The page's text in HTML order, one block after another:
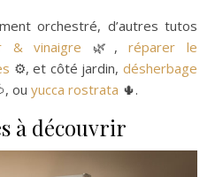
orchestré, d’autres tutos
& vinaigre 🌿,réparer le
⚙️, et côté jardin,désherbage
ou yucca rostrata 🌵.
à découvrir